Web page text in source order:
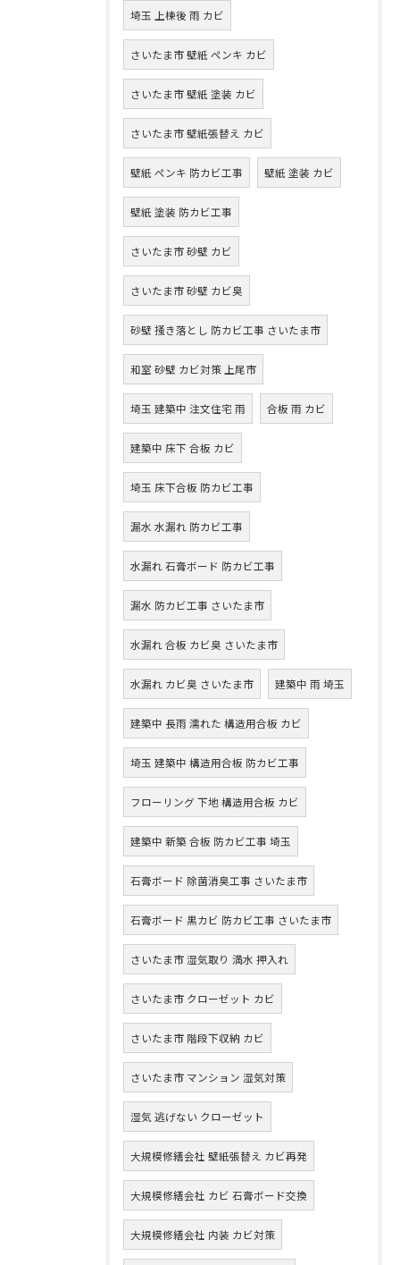
埼玉 上棟後 雨 カビ
さいたま市 壁紙 ペンキ カビ
さいたま市 壁紙 塗装 カビ
さいたま市 壁紙張替え カビ
壁紙 ペンキ 防カビ工事 壁紙 塗装 カビ
壁紙 塗装 防カビ工事
さいたま市 砂壁 カビ
さいたま市 砂壁 カビ臭
砂壁 掻き落とし 防カビ工事 さいたま市
和室 砂壁 カビ対策 上尾市
埼玉 建築中 注文住宅 雨 合板 雨 カビ
建築中 床下 合板 カビ
埼玉 床下合板 防カビ工事
漏水 水漏れ 防カビ工事
水漏れ 石膏ボード 防カビ工事
漏水 防カビ工事 さいたま市
水漏れ 合板 カビ臭 さいたま市
水漏れ カビ臭 さいたま市 建築中 雨 埼玉
建築中 長雨 濡れた 構造用合板 カビ
埼玉 建築中 構造用合板 防カビ工事
フローリング 下地 構造用合板 カビ
建築中 新築 合板 防カビ工事 埼玉
石膏ボード 除菌消臭工事 さいたま市
石膏ボード 黒カビ 防カビ工事 さいたま市
さいたま市 湿気取り 満水 押入れ
さいたま市 クローゼット カビ
さいたま市 階段下収納 カビ
さいたま市 マンション 湿気対策
湿気 逃げない クローゼット
大規模修繕会社 壁紙張替え カビ再発
大規模修繕会社 カビ 石膏ボード交換
大規模修繕会社 内装 カビ対策